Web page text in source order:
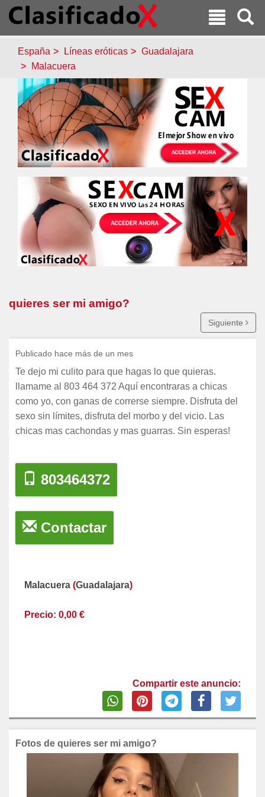
España Líneas eróticas
Guadalajara
Malacuera
quieres ser mi amigo?
Siguiente
Publicado hace más de un mes
Te dejo mi culito para que hagas lo que quieras.
llamame al 803 464 372 Aquí encontraras a chicas
como yo, con ganas de correrse siempre. Disfruta del
sexo sin límites, disfruta del morbo y del vicio. Las
chicas mas cachondas y mas guarras. Sin esperas!
803464372
Contactar
Malacuera (Guadalajara)
Precio: 0,00 €
Compartir este anuncio:
Fotos de quieres ser mi amigo?